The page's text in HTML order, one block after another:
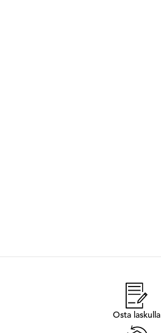
Osta laskulla